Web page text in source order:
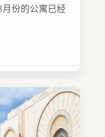
份的公寓已经